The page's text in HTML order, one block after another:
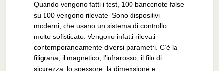
Quando vengono fatti i test, 100 banconote false
su 100 vengono rilevate. Sono dispositivi
moderni, che usano un sistema di controllo
molto sofisticato. Vengono infatti rilevati
contemporaneamente diversi parametri. C’è la
filigrana, il magnetico, l’infrarosso, il filo di
sicurezza, lo spessore, la dimensione e